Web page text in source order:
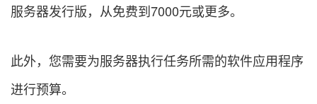
服务器发行版，从免费到7000元或更多。
此外，您需要为服务器执行任务所需的软件应用程序
进行预算。